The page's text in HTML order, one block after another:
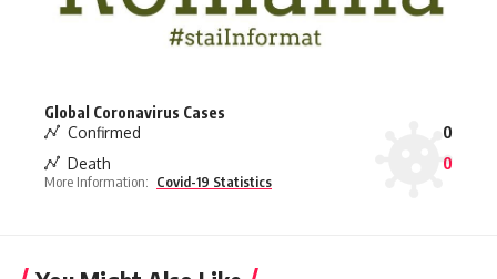
Global Coronavirus Cases
Confirmed
0
Death
0
More Information: Covid-19 Statistics